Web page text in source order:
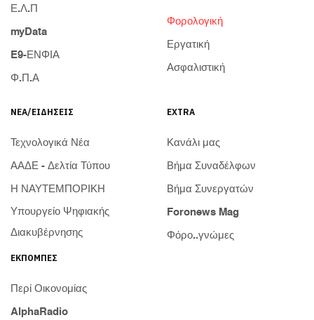
Ε.Λ.Π
myData
E9-ΕΝΦΙΑ
Φ.Π.Α
Φορολογική
Εργατική
Ασφαλιστική
ΝΈΑ/ΕΙΔΉΣΕΙΣ
Τεχνολογικά Νέα
ΑΑΔΕ - Δελτία Τύπου
Η ΝΑΥΤΕΜΠΟΡΙΚΗ
Υπουργείο Ψηφιακής
Διακυβέρνησης
ΕΚΠΟΜΠΈΣ
Περί Οικονομίας
AlphaRadio
EXTRA
Κανάλι μας
Βήμα Συναδέλφων
Βήμα Συνεργατών
Foronews Mag
Φόρο..γνώμες